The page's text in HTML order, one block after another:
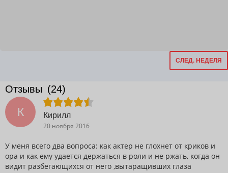
СЛЕД. НЕДЕЛЯ
Отзывы (24)
К
Кирилл
20 ноября 2016
У меня всего два вопроса: как актер не глохнет от криков и
ора и как ему удается держаться в роли и не ржать, когда он
видит разбегающихся от него ,вытаращивших глаза